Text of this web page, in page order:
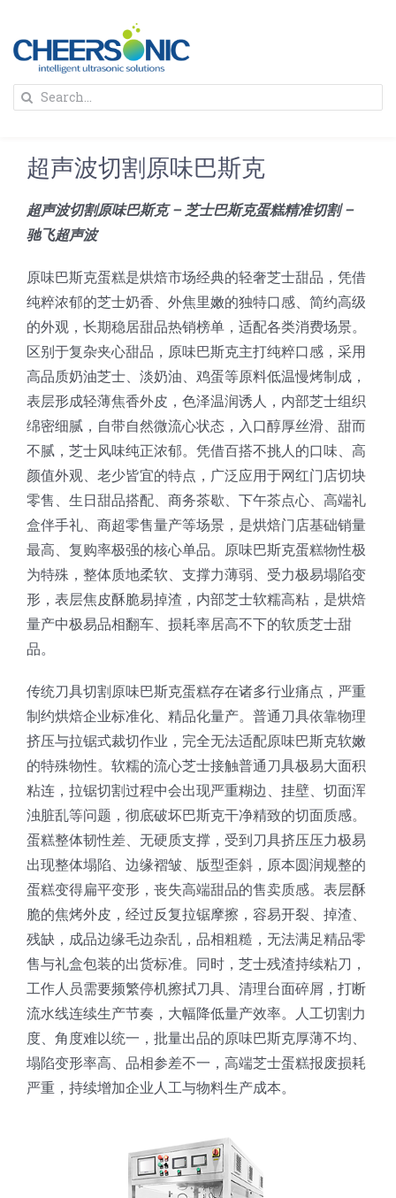
content
解决方案
蛋糕切割机
圆蛋糕切割机
蛋糕切块机
蛋糕切片机
三角蛋糕切割机
奶酪切片
圆形奶酪切片
块状奶酪切片
条状奶酪切片
挤出奶酪切片
三明治/披萨/寿司切割
披萨切割机
三明治切割机
寿司切割机
面团
常温面团切割
冷冻面团切割
糕点/糖果
牛轧糖切割
阿胶糕切片
宠物食品
超声波设备
公司新闻
关于我们
人才招聘
联系我们
Search
超声波切割原味巴斯克
超声波切割原味巴斯克 – 芝士巴斯克蛋糕精准切割 –
驰飞超声波
原味巴斯克蛋糕是烘焙市场经典的轻奢芝士甜品，凭借
纯粹浓郁的芝士奶香、外焦里嫩的独特口感、简约高级
的外观，长期稳居甜品热销榜单，适配各类消费场景。
区别于复杂夹心甜品，原味巴斯克主打纯粹口感，采用
高品质奶油芝士、淡奶油、鸡蛋等原料低温慢烤制成，
表层形成轻薄焦香外皮，色泽温润诱人，内部芝士组织
绵密细腻，自带自然微流心状态，入口醇厚丝滑、甜而
不腻，芝士风味纯正浓郁。凭借百搭不挑人的口味、高
颜值外观、老少皆宜的特点，广泛应用于网红门店切块
零售、生日甜品搭配、商务茶歇、下午茶点心、高端礼
盒伴手礼、商超零售量产等场景，是烘焙门店基础销量
最高、复购率极强的核心单品。原味巴斯克蛋糕物性极
为特殊，整体质地柔软、支撑力薄弱、受力极易塌陷变
形，表层焦皮酥脆易掉渣，内部芝士软糯高粘，是烘焙
量产中极易品相翻车、损耗率居高不下的软质芝士甜
品。
传统刀具切割原味巴斯克蛋糕存在诸多行业痛点，严重
制约烘焙企业标准化、精品化量产。普通刀具依靠物理
挤压与拉锯式裁切作业，完全无法适配原味巴斯克软嫩
的特殊物性。软糯的流心芝士接触普通刀具极易大面积
粘连，拉锯切割过程中会出现严重糊边、挂壁、切面浑
浊脏乱等问题，彻底破坏巴斯克干净精致的切面质感。
蛋糕整体韧性差、无硬质支撑，受到刀具挤压压力极易
出现整体塌陷、边缘褶皱、版型歪斜，原本圆润规整的
蛋糕变得扁平变形，丧失高端甜品的售卖质感。表层酥
脆的焦烤外皮，经过反复拉锯摩擦，容易开裂、掉渣、
残缺，成品边缘毛边杂乱，品相粗糙，无法满足精品零
售与礼盒包装的出货标准。同时，芝士残渣持续粘刀，
工作人员需要频繁停机擦拭刀具、清理台面碎屑，打断
流水线连续生产节奏，大幅降低量产效率。人工切割力
度、角度难以统一，批量出品的原味巴斯克厚薄不均、
塌陷变形率高、品相参差不一，高端芝士蛋糕报废损耗
严重，持续增加企业人工与物料生产成本。